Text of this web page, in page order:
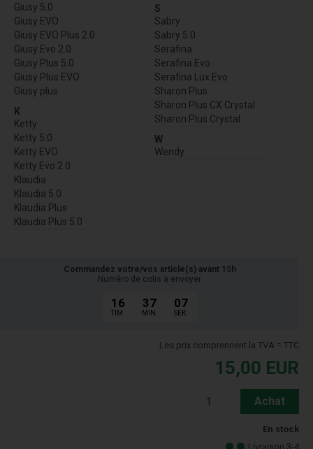
Giusy 5.0
Giusy EVO
Giusy EVO Plus 2.0
Giusy Evo 2.0
Giusy Plus 5.0
Giusy Plus EVO
Giusy plus
K
Ketty
Ketty 5.0
Ketty EVO
Ketty Evo 2.0
Klaudia
Klaudia 5.0
Klaudia Plus
Klaudia Plus 5.0
S
Sabry
Sabry 5.0
Serafina
Serafina Evo
Serafina Lux Evo
Sharon Plus
Sharon Plus CX Crystal
Sharon Plus Crystal
W
Wendy
Commandez votre/vos article(s) avant 15h
Numéro de colis à envoyer
16
TIM.
37
MIN.
06
SEK.
Les prix comprennent la TVA = TTC
15,00 EUR
Achat
En stock
Livraison 3-4